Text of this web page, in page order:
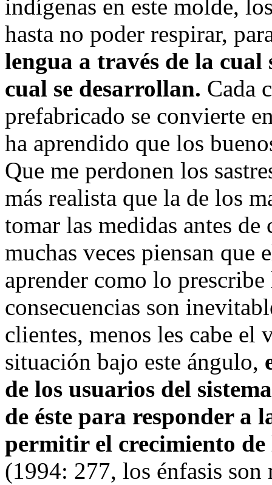
indígenas en este molde,
hasta no poder respirar,
lengua a través de la
cual se desarrollan. Cada
prefabricado se convierte
ha aprendido que los
Que me perdonen los
más realista que la de los
tomar las medidas antes
muchas veces piensan que
aprender como lo
consecuencias son
clientes, menos les cabe
situación bajo este ángulo,
de los usuarios del
de éste para responder a
permitir el crecimiento de
(1994: 277, los énfasis son